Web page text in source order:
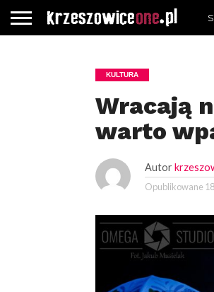
KULTURA
Wracają
warto
Autor
Opublikowane